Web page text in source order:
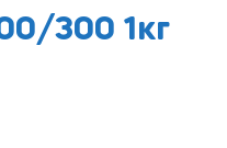
300 1кг